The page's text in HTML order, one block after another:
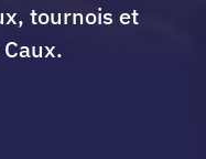
tournois et